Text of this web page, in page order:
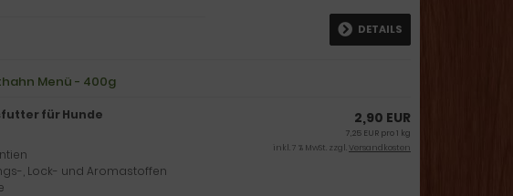
DETAILS
Menü - 400g
für Hunde
, Lock- und Aromastoffen
2,90 EUR
7,25 EUR pro 1 kg
inkl. 7 % MwSt. zzgl.Versandkosten